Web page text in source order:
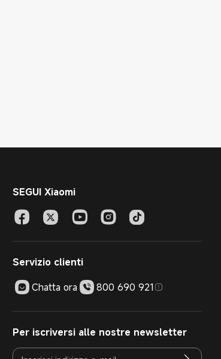
SEGUI Xiaomi
Servizio clienti
Chatta ora
800 690 921
Per iscriversi alle nostre newsletter